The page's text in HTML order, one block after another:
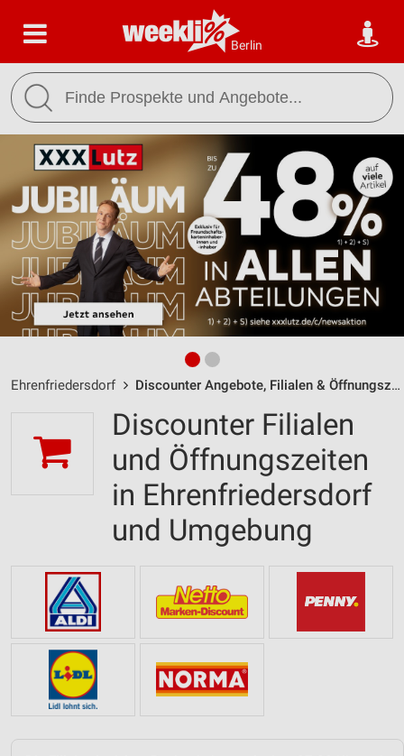
Berlin
Ehrenfriedersdorf Discounter Angebote, Filialen & Öffnungszeiten
Discounter Filialen
und Öffnungszeiten
in Ehrenfriedersdorf
und Umgebung